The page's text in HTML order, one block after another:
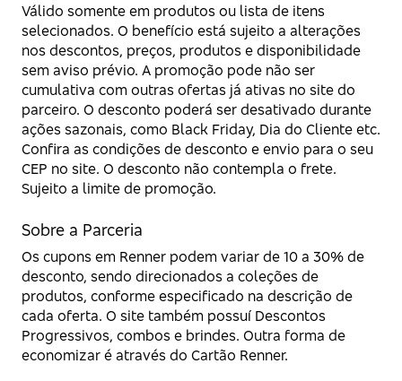
Válido somente em produtos ou lista de itens
selecionados. O benefício está sujeito a alterações
nos descontos, preços, produtos e disponibilidade
sem aviso prévio. A promoção pode não ser
cumulativa com outras ofertas já ativas no site do
parceiro. O desconto poderá ser desativado durante
ações sazonais, como Black Friday, Dia do Cliente etc.
Confira as condições de desconto e envio para o seu
CEP no site. O desconto não contempla o frete.
Sujeito a limite de promoção.
Sobre a Parceria
Os cupons em Renner podem variar de 10 a 30% de
desconto, sendo direcionados a coleções de
produtos, conforme especificado na descrição de
cada oferta. O site também possuí Descontos
Progressivos, combos e brindes. Outra forma de
economizar é através do Cartão Renner.